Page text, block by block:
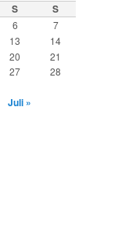
S
S
6
7
13
14
20
21
27
28
Juli »